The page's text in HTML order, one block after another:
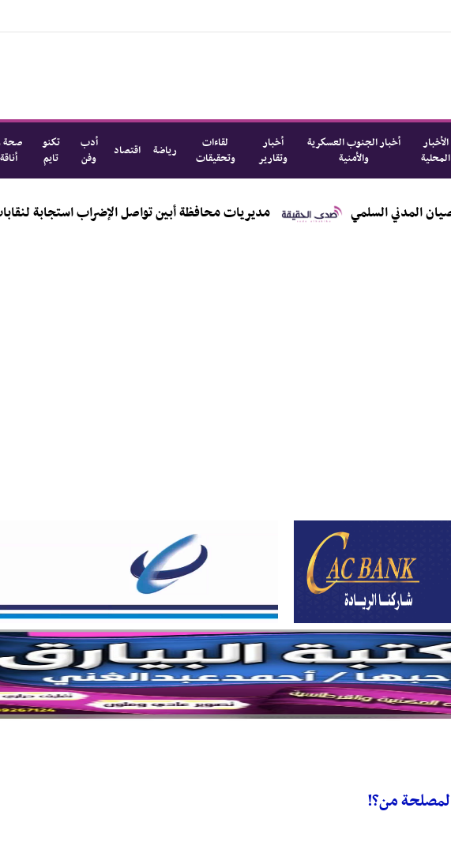
الأخبار
المحلية
أخبار الجنوب العسكرية
والأمنية
أخبار
وتقارير
لقاءات
وتحقيقات
رياضة اقتصاد
أدب
وفن
تكنو
تايم
صحة
أناقة
السلمي مديريات محافظة أبين تواصل الإضراب استجابة لنقابات
لمصلحة من؟!